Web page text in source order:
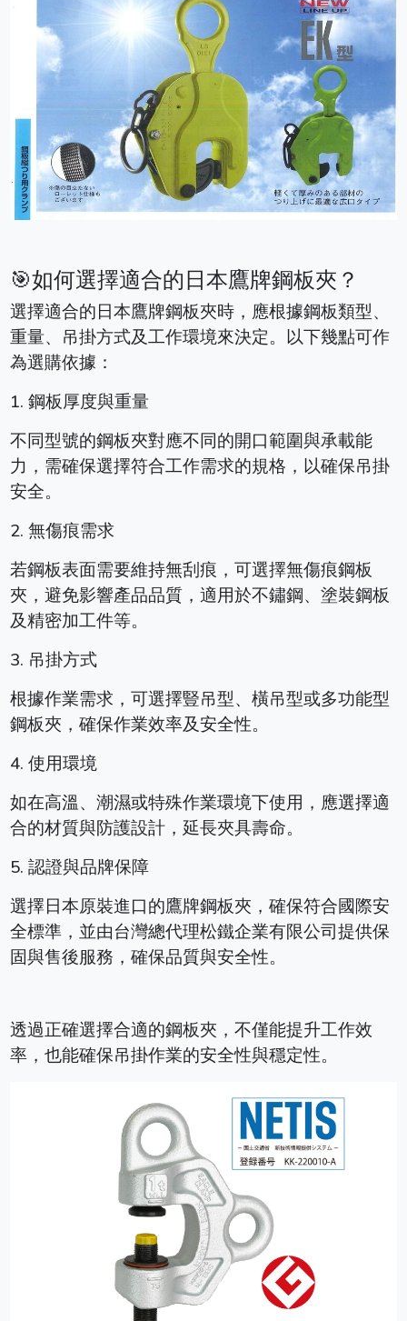
🎯如何選擇適合的日本鷹牌鋼板夾？
選擇適合的日本鷹牌鋼板夾時，應根據鋼板類型、
重量、吊掛方式及工作環境來決定。以下幾點可作
為選購依據：
1. 鋼板厚度與重量
不同型號的鋼板夾對應不同的開口範圍與承載能
力，需確保選擇符合工作需求的規格，以確保吊掛
安全。
2. 無傷痕需求
若鋼板表面需要維持無刮痕，可選擇無傷痕鋼板
夾，避免影響產品品質，適用於不鏽鋼、塗裝鋼板
及精密加工件等。
3. 吊掛方式
根據作業需求，可選擇豎吊型、橫吊型或多功能型
鋼板夾，確保作業效率及安全性。
4. 使用環境
如在高溫、潮濕或特殊作業環境下使用，應選擇適
合的材質與防護設計，延長夾具壽命。
5. 認證與品牌保障
選擇日本原裝進口的鷹牌鋼板夾，確保符合國際安
全標準，並由台灣總代理松鐵企業有限公司提供保
固與售後服務，確保品質與安全性。
透過正確選擇合適的鋼板夾，不僅能提升工作效
率，也能確保吊掛作業的安全性與穩定性。